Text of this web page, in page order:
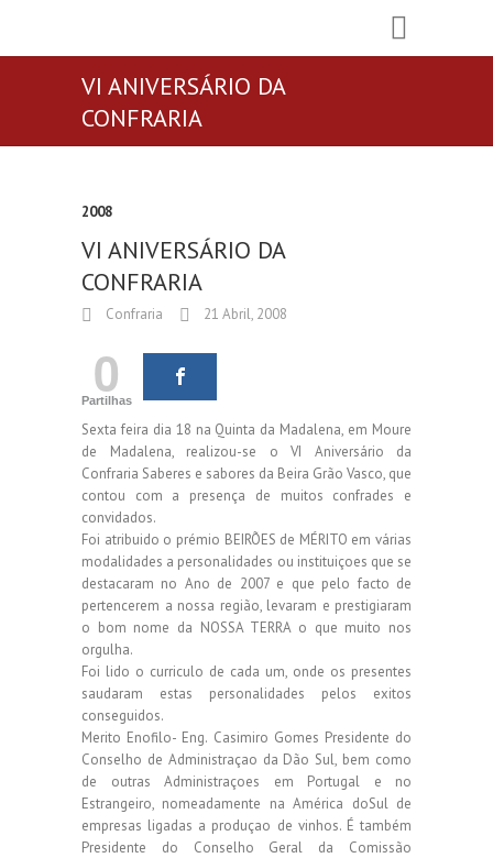
VI ANIVERSÁRIO DA
CONFRARIA
2008
VI ANIVERSÁRIO DA
CONFRARIA
Confraria 21 Abril, 2008
0
Partilhas
Sexta feira dia 18 na Quinta da Madalena, em Moure
de Madalena, realizou-se o VI Aniversário da
Confraria Saberes e sabores da Beira Grão Vasco, que
contou com a presença de muitos confrades e
convidados.
Foi atribuido o prémio BEIRÕES de MÉRITO em várias
modalidades a personalidades ou instituiçoes que se
destacaram no Ano de 2007 e que pelo facto de
pertencerem a nossa região, levaram e prestigiaram
o bom nome da NOSSA TERRA o que muito nos
orgulha.
Foi lido o curriculo de cada um, onde os presentes
saudaram estas personalidades pelos exitos
conseguidos.
Merito Enofilo- Eng. Casimiro Gomes Presidente do
Conselho de Administraçao da Dão Sul, bem como
de outras Administraçoes em Portugal e no
Estrangeiro, nomeadamente na América doSul de
empresas ligadas a produçao de vinhos. É também
Presidente do Conselho Geral da Comissão